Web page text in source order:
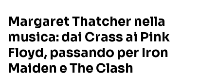
RECENSIONI MUSICALI
INTERVISTE
GOSSIP E CURIOSITÀ
TESTI CANZONI
TOUR ED EVENTI
TALENT SHOW
Margaret Thatcher nella
musica: dai Crass ai Pink
Floyd, passando per Iron
Maiden e The Clash